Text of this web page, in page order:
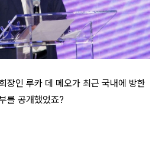
장인 루카 데 메오가 최근 국내에 방한
를 공개했었죠?